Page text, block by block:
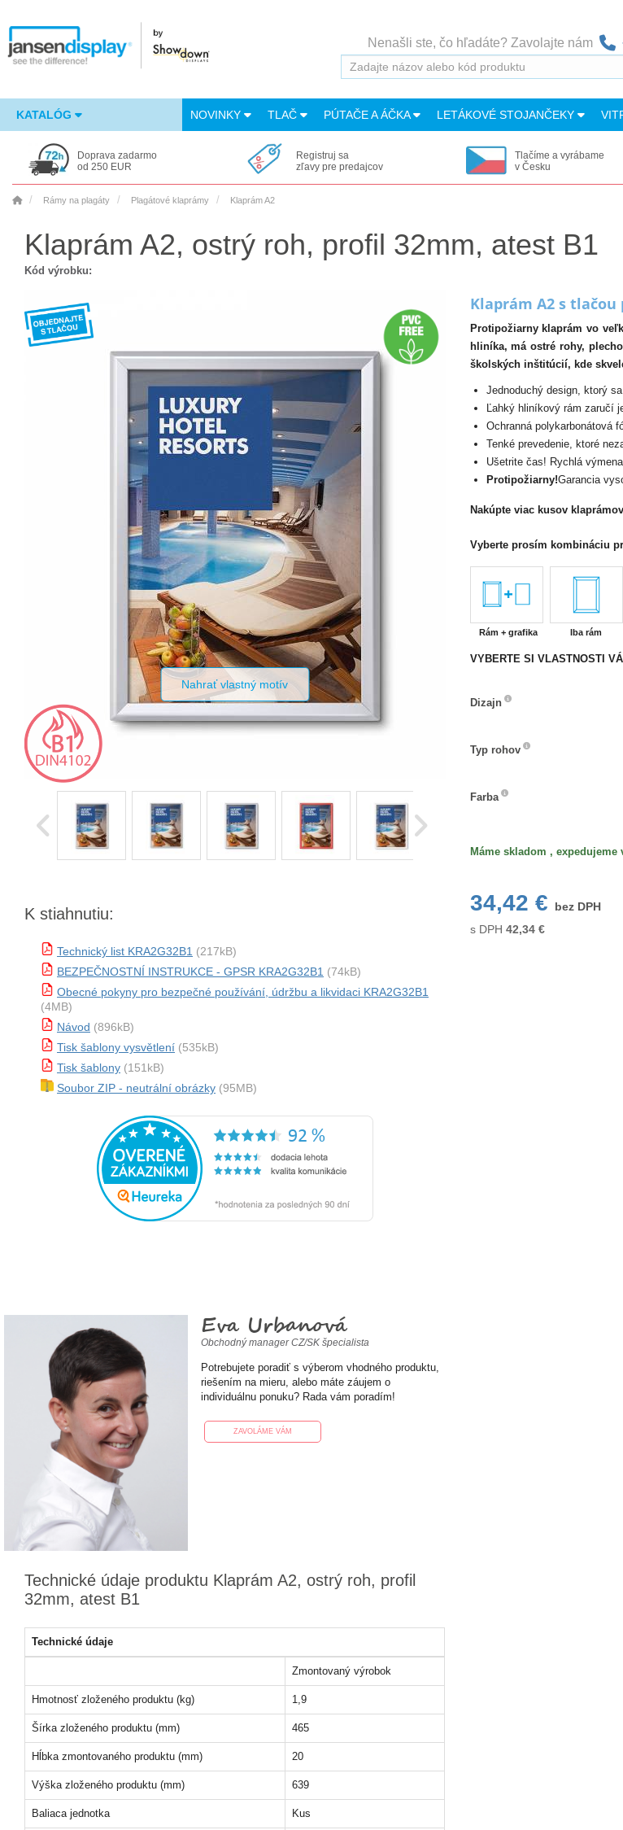
Nenašli ste, čo hľadáte? Zavolajte nám
KATALÓG NOVINKY TLAČ PÚTAČE A ÁČKA LETÁKOVÉ STOJANČEKY
Doprava zadarmo
od 250 EUR
Registruj sa
zľavy pre predajcov
Tlačíme a vyrábame
v Česku
Rámy na plagáty Plagátové klaprámy Klaprám A2
Klaprám A2, ostrý roh, profil 32mm, atest B1
Kód výrobku:
Nahrať vlastný motív
K stiahnutiu:
Technický list KRA2G32B1 (217kB)
BEZPEČNOSTNÍ INSTRUKCE - GPSR KRA2G32B1 (74kB)
Obecné pokyny pro bezpečné používání, údržbu a likvidaci KRA2G32B1
(4MB)
Návod (896kB)
Tisk šablony vysvětlení (535kB)
Tisk šablony (151kB)
Soubor ZIP - neutrální obrázky (95MB)
Eva Urbanová
Obchodný manager CZ/SK špecialista
Potrebujete poradiť s výberom vhodného produktu,
riešením na mieru, alebo máte záujem o
individuálnu ponuku? Rada vám poradím!
ZAVOLÁME VÁM
Technické údaje produktu Klaprám A2, ostrý roh, profil
32mm, atest B1
Technické údaje
Zmontovaný výrobok
Hmotnosť zloženého produktu (kg) 1,9
Šírka zloženého produktu (mm) 465
Hĺbka zmontovaného produktu (mm) 20
Výška zloženého produktu (mm) 639
Baliaca jednotka Kus
Klaprám A2 s
Protipožiarny klaprám vo
hliníka, má ostré rohy,
školských inštitúcií, kde
Jednoduchý design, ktorý
Ľahký hliníkový rám zaručí
Ochranná polykarbonátová
Tenké prevedenie, ktoré
Ušetrite čas! Rychlá
Protipožiarny!Garancia
Nakúpte viac kusov
Vyberte prosím kombináciu
Rám + grafika Iba rám
VYBERTE SI VLASTNOSTI
Dizajn
Typ rohov
Farba
Máme skladom , expedujeme
34,42 €
bez DPH
s DPH 42,34€